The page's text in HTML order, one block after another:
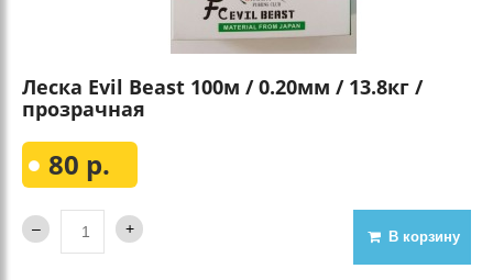
Леска Evil Beast 100м / 0.20мм / 13.8кг /
прозрачная
80 р.
В корзину